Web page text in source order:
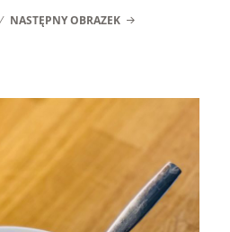
NASTĘPNY OBRAZEK